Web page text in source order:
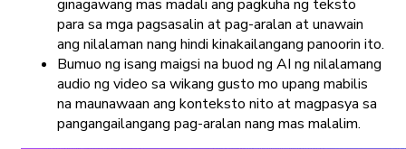
ginagawang mas madali ang pagkuha ng teksto
para sa mga pagsasalin at pag-aralan at unawain
ang nilalaman nang hindi kinakailangang panoorin ito.
Bumuo ng isang maigsi na buod ng AI ng nilalamang
audio ng video sa wikang gusto mo upang mabilis
na maunawaan ang konteksto nito at magpasya sa
pangangailangang pag-aralan nang mas malalim.